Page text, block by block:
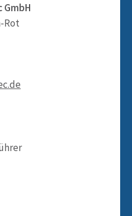
GmbH
Rot